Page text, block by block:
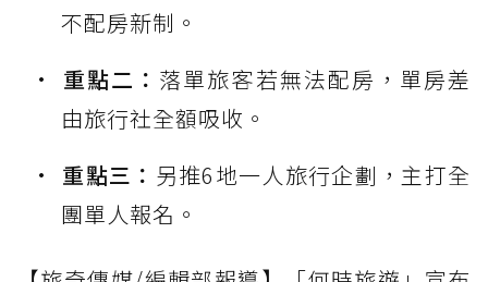
不配房新制。
重點二： 落單旅客若無法配房，單房差
由旅行社全額吸收。
重點三： 另推6地一人旅行企劃，主打全
團單人報名。